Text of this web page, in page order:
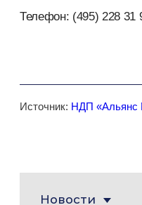
Телефон: (495) 228 31
Источник: НДП «Альянс
Новости